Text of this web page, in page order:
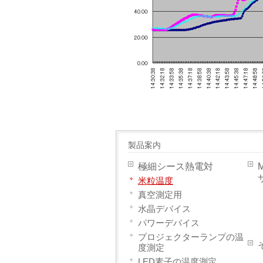
製品案内
極細シース熱電対
米粒温度
真空測定用
水晶デバイス
パワーデバイス
プロジェクターランプの温
度測定